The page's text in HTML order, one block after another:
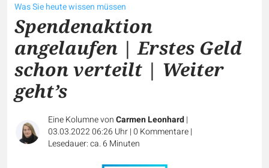
Was Sie heute wissen müssen
Spendenaktion
angelaufen | Erstes Geld
schon verteilt | Weiter
geht’s
Eine Kolumne vonCarmen Leonhard|
03.03.2022 06:26 Uhr|0 Kommentare|
Lesedauer: ca. 6 Minuten